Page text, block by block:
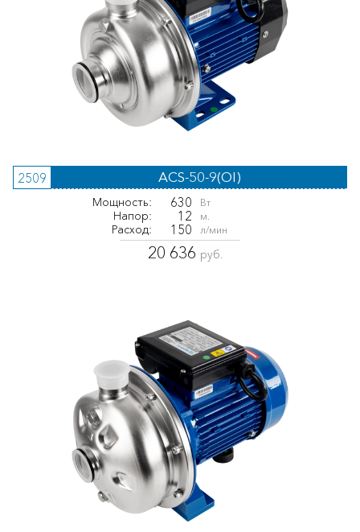
2509 ACS-50-9(OI)
Мощность: 630 Вт
Напор: 12 м.
Расход: 150 л/мин
20 636 руб.